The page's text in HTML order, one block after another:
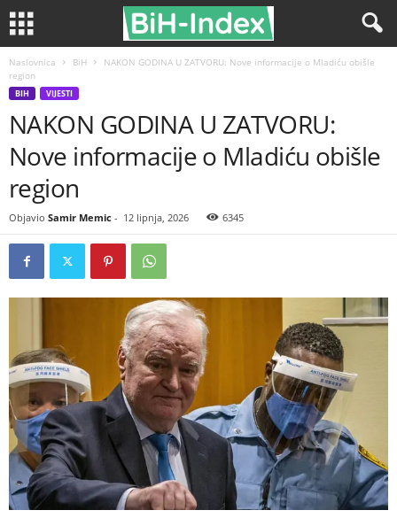
Naslovnica BiH
NAKON GODINA U ZATVORU: Nove informacije o Mladiću obišle
region
BIH VIJESTI
NAKON GODINA U ZATVORU:
Nove informacije o Mladiću obišle
region
Objavio Samir Memic - 12 lipnja, 2026 6345